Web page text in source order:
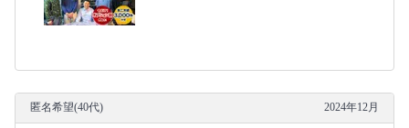
匿名希望(40代) 2024年12月